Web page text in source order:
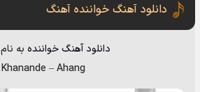
دانلود آهنگ خواننده آهنگ
دانلود آهنگخواننده به نام
Khanande –Ahang